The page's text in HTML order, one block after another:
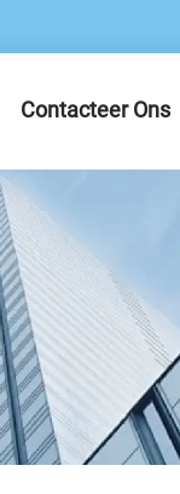
Contacteer Ons